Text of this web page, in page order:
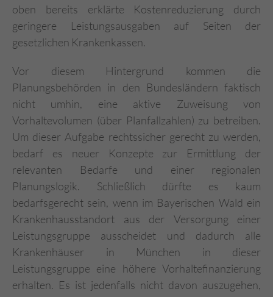
oben bereits erklärte Kostenreduzierung durch
geringere Leistungsausgaben auf Seiten der
gesetzlichen Krankenkassen.
Vor diesem Hintergrund kommen die
Planungsbehörden in den Bundesländern faktisch
nicht umhin, eine aktive Zuweisung von
Vorhaltevolumen (über Planfallzahlen) zu betreiben.
Um dieser Aufgabe rechtssicher gerecht zu werden,
bedarf es neuer Konzepte zur Ermittlung der
relevanten Bedarfe und einer regionalen
Planungslogik. Schließlich dürfte es kaum
bedarfsgerecht sein, wenn im Bayerischen Wald ein
Krankenhausstandort aus der Versorgung einer
Leistungsgruppe ausscheidet und dadurch alle
Krankenhäuser in München in dieser
Leistungsgruppe eine höhere Vorhaltefinanzierung
erhalten. Es ist jedenfalls nicht davon auszugehen,